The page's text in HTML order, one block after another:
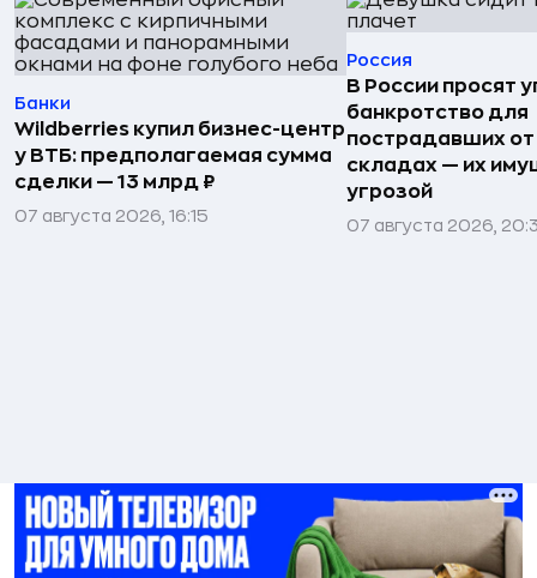
Банки
Wildberries купил бизнес-центр
у ВТБ: предполагаемая сумма
сделки — 13 млрд ₽
07 августа 2026, 16:15
Россия
В России просят
банкротство для
пострадавших
складах — их
угрозой
07 августа 2026,